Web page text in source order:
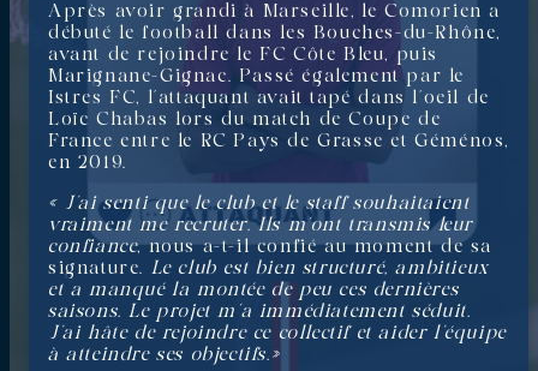
Après avoir grandi à Marseille, le Comorien a
débuté le football dans les Bouches-du-Rhône,
avant de rejoindre le FC Côte Bleu, puis
Marignane-Gignac. Passé également par le
Istres FC, l’attaquant avait tapé dans l’oeil de
Loïc Chabas lors du match de Coupe de
France entre le RC Pays de Grasse et Géménos,
en 2019.
« J’ai senti que le club et le staff souhaitaient
vraiment me recruter. Ils m’ont transmis leur
confiance, nous a-t-il confié au moment de sa
signature. Le club est bien structuré, ambitieux
et a manqué la montée de peu ces dernières
saisons. Le projet m’a immédiatement séduit.
J’ai hâte de rejoindre ce collectif et aider l’équipe
à atteindre ses objectifs.»